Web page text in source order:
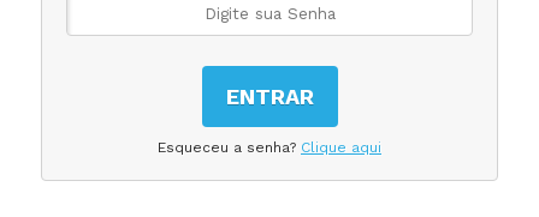
ENTRAR
Esqueceu a senha? Clique aqui